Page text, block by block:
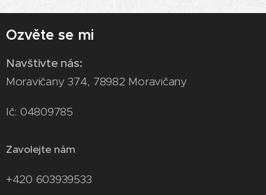
Ozvěte se mi
Navštivte nás:
Moravičany 374, 78982 Moravičany
Ič: 04809785
Zavolejte nám
+420 603939533